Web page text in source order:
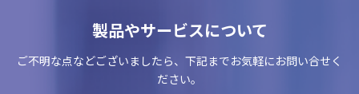
当社は，利用目的が変更前と関連性を有すると合理的に認め
ます。
利用目的の変更を行った場合には，変更後の目的について，
製品やサービスについて
ご不明な点などございましたら、下記までお気軽にお問い合せく
ださい。